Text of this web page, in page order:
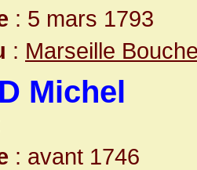
: 5 mars 1793
: Marseille
Michel
: avant 1746